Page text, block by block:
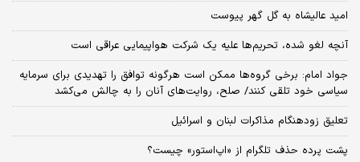
امید عالیشاه به گل گهر پیوست
آنچه لغو شده، تحریم‌ها علیه یک شرکت هواپیمایی عراقی است
جواد امام: برخی گروه‌ها ممکن است هرگونه توافق را تهدیدی برای سرمایه
سیاسی خود تلقی کنند/ صلح، روایت‌های آنان را به چالش می‌کشد
تعلیق زودهنگام مذاکرات لبنان و اسرائیل
پشت پرده حذف تلگرام از «اپ‌استور» چیست؟